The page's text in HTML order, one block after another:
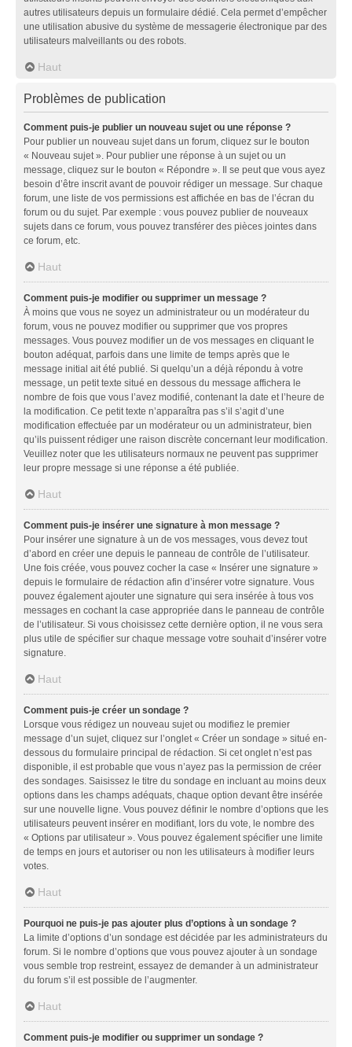
autres utilisateurs depuis un formulaire dédié. Cela permet d’empêcher
une utilisation abusive du système de messagerie électronique par des
utilisateurs malveillants ou des robots.
Haut
Problèmes de publication
Comment puis-je publier un nouveau sujet ou une réponse ?
Pour publier un nouveau sujet dans un forum, cliquez sur le bouton
« Nouveau sujet ». Pour publier une réponse à un sujet ou un
message, cliquez sur le bouton « Répondre ». Il se peut que vous ayez
besoin d’être inscrit avant de pouvoir rédiger un message. Sur chaque
forum, une liste de vos permissions est affichée en bas de l’écran du
forum ou du sujet. Par exemple : vous pouvez publier de nouveaux
sujets dans ce forum, vous pouvez transférer des pièces jointes dans
ce forum, etc.
Haut
Comment puis-je modifier ou supprimer un message ?
À moins que vous ne soyez un administrateur ou un modérateur du
forum, vous ne pouvez modifier ou supprimer que vos propres
messages. Vous pouvez modifier un de vos messages en cliquant le
bouton adéquat, parfois dans une limite de temps après que le
message initial ait été publié. Si quelqu’un a déjà répondu à votre
message, un petit texte situé en dessous du message affichera le
nombre de fois que vous l’avez modifié, contenant la date et l’heure de
la modification. Ce petit texte n’apparaîtra pas s’il s’agit d’une
modification effectuée par un modérateur ou un administrateur, bien
qu’ils puissent rédiger une raison discrète concernant leur modification.
Veuillez noter que les utilisateurs normaux ne peuvent pas supprimer
leur propre message si une réponse a été publiée.
Haut
Comment puis-je insérer une signature à mon message ?
Pour insérer une signature à un de vos messages, vous devez tout
d’abord en créer une depuis le panneau de contrôle de l’utilisateur.
Une fois créée, vous pouvez cocher la case « Insérer une signature »
depuis le formulaire de rédaction afin d’insérer votre signature. Vous
pouvez également ajouter une signature qui sera insérée à tous vos
messages en cochant la case appropriée dans le panneau de contrôle
de l’utilisateur. Si vous choisissez cette dernière option, il ne vous sera
plus utile de spécifier sur chaque message votre souhait d’insérer votre
signature.
Haut
Comment puis-je créer un sondage ?
Lorsque vous rédigez un nouveau sujet ou modifiez le premier
message d’un sujet, cliquez sur l’onglet « Créer un sondage » situé en-
dessous du formulaire principal de rédaction. Si cet onglet n’est pas
disponible, il est probable que vous n’ayez pas la permission de créer
des sondages. Saisissez le titre du sondage en incluant au moins deux
options dans les champs adéquats, chaque option devant être insérée
sur une nouvelle ligne. Vous pouvez définir le nombre d’options que les
utilisateurs peuvent insérer en modifiant, lors du vote, le nombre des
« Options par utilisateur ». Vous pouvez également spécifier une limite
de temps en jours et autoriser ou non les utilisateurs à modifier leurs
votes.
Haut
Pourquoi ne puis-je pas ajouter plus d’options à un sondage ?
La limite d’options d’un sondage est décidée par les administrateurs du
forum. Si le nombre d’options que vous pouvez ajouter à un sondage
vous semble trop restreint, essayez de demander à un administrateur
du forum s’il est possible de l’augmenter.
Haut
Comment puis-je modifier ou supprimer un sondage ?